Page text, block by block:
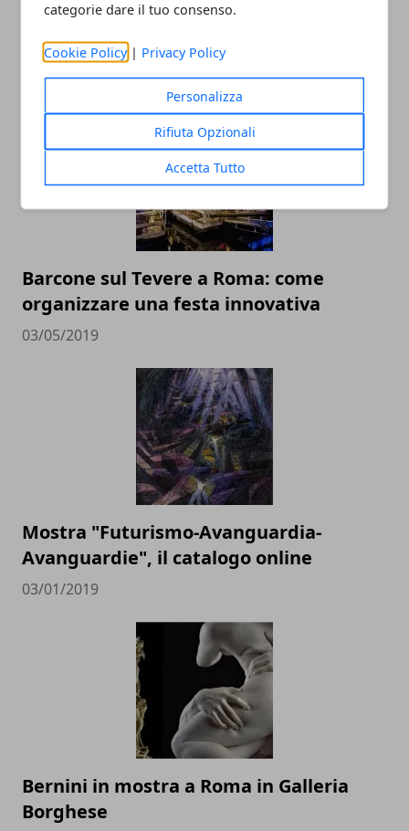
categorie dare il tuo consenso.
Cookie Policy | Privacy Policy
Personalizza
Rifiuta Opzionali
Accetta Tutto
ARTICOLI CORRELATI
Barcone sul Tevere a Roma: come
organizzare una festa innovativa
03/05/2019
Mostra "Futurismo-Avanguardia-
Avanguardie", il catalogo online
03/01/2019
Bernini in mostra a Roma in Galleria
Borghese